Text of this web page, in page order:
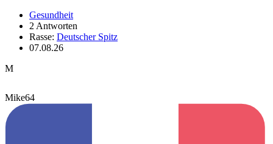
Gesundheit
2 Antworten
Rasse: Deutscher Spitz
07.08.26
M
Mike64